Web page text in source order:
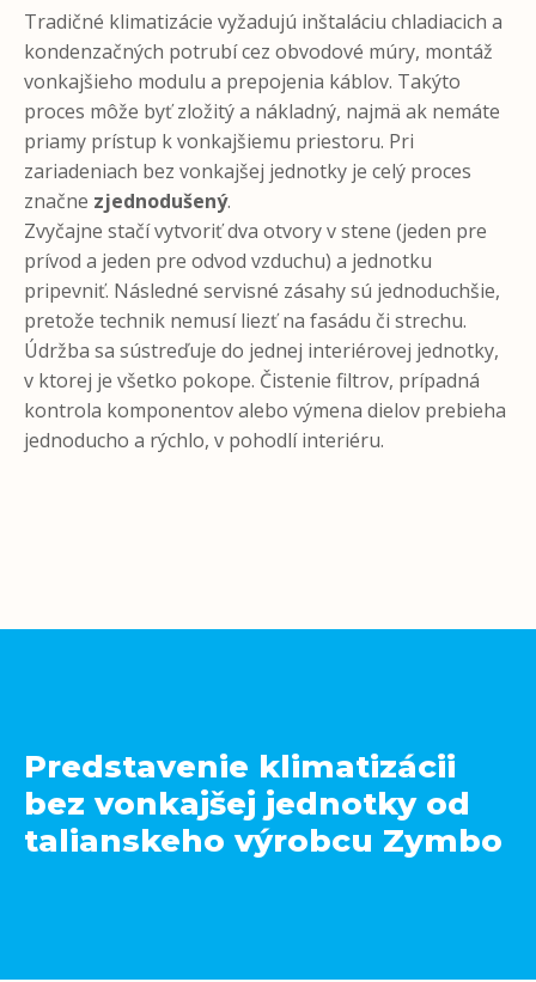
Tradičné klimatizácie vyžadujú inštaláciu chladiacich a
kondenzačných potrubí cez obvodové múry, montáž
vonkajšieho modulu a prepojenia káblov. Takýto
proces môže byť zložitý a nákladný, najmä ak nemáte
priamy prístup k vonkajšiemu priestoru. Pri
zariadeniach bez vonkajšej jednotky je celý proces
značne zjednodušený.
Zvyčajne stačí vytvoriť dva otvory v stene (jeden pre
prívod a jeden pre odvod vzduchu) a jednotku
pripevniť. Následné servisné zásahy sú jednoduchšie,
pretože technik nemusí liezť na fasádu či strechu.
Údržba sa sústreďuje do jednej interiérovej jednotky,
v ktorej je všetko pokope. Čistenie filtrov, prípadná
kontrola komponentov alebo výmena dielov prebieha
jednoducho a rýchlo, v pohodlí interiéru.
Predstavenie klimatizácii
bez vonkajšej jednotky od
talianskeho výrobcu Zymbo